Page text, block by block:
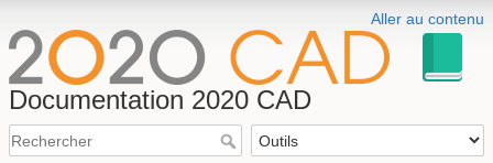
Aller au contenu
Documentation 2020 CAD